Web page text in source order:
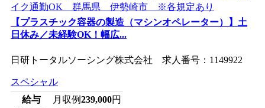
【プラスチック容器の製造（マシンオペレーター）】土
日休み／未経験OK！幅広...
日研トータルソーシング株式会社 求人番号：1149922
スペシャル
給与
月収例239,000円